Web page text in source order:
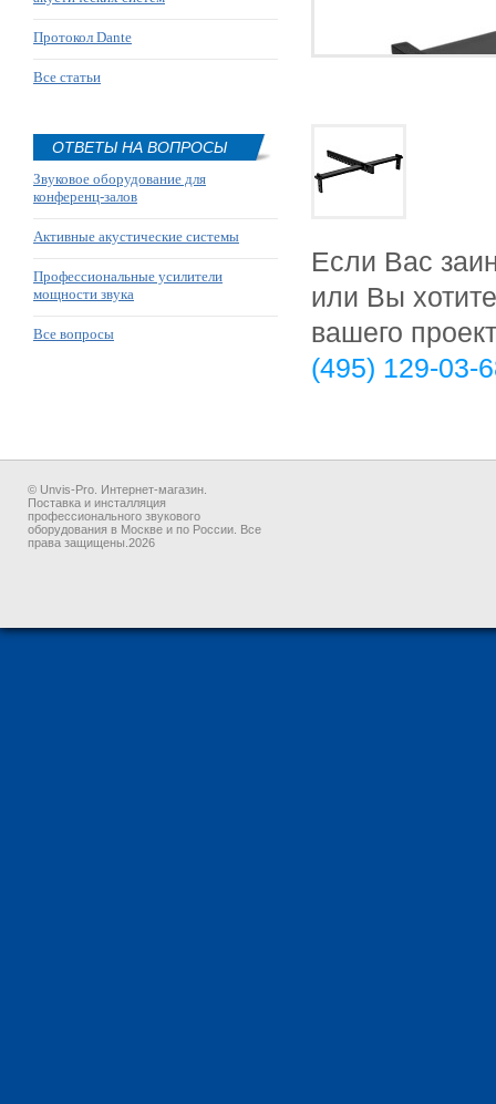
Протокол Dante
Все статьи
ОТВЕТЫ НА ВОПРОСЫ
Звуковое оборудование для
конференц-залов
Активные акустические системы
Профессиональные усилители
мощности звука
Все вопросы
Если Вас
или Вы х
вашего
(495) 129-03-
© Unvis-Pro. Интернет-магазин.
Поставка и инсталляция
профессионального звукового
оборудования в Москве и по России. Все
права защищены.2026